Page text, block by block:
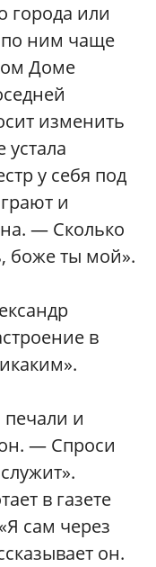
города или
по ним чаще
Доме
изменить
устала
у себя под
и
— Сколько
боже ты мой».
в
печали и
— Спроси
в газете
сам через
он.